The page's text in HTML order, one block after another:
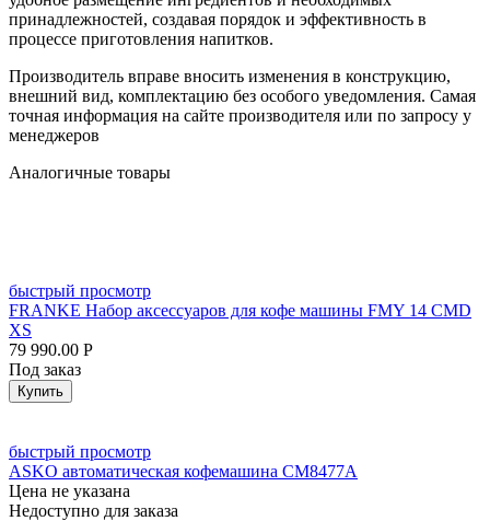
принадлежностей, создавая порядок и эффективность в
процессе приготовления напитков.
Производитель вправе вносить изменения в конструкцию,
внешний вид, комплектацию без особого уведомления. Самая
точная информация на сайте производителя или по запросу у
менеджеров
Аналогичные товары
быстрый просмотр
FRANKE Набор аксессуаров для кофе машины FMY 14 CMD
XS
79 990.00 Р
Под заказ
Купить
быстрый просмотр
ASKO автоматическая кофемашина СМ8477А
Цена не указана
Недоступно для заказа